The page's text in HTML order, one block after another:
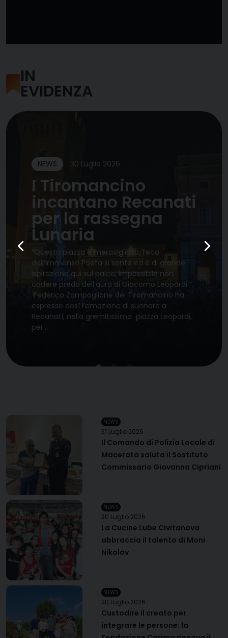
IN
EVIDENZA
NEWS 30 Luglio 2026
I Tiromancino
incantano Recanati
per la rassegna
Lunaria
“Questa piazza è meravigliosa, l’eco
dell’immenso Poeta si sente ed è di grande
ispirazione qui sul palco, impossibile non
cadere preda dell’aura di Giacomo Leopardi ”.
Federico Zampaglione dei Tiromancino ha
espresso così l’emozione di suonare a
Recanati, nella gremitissima piazza Leopardi,
per…
NEWS
31 Luglio 2026
Il Comando di Polizia Locale di
Macerata saluta il Sostituto
Commissario Giovanna Cipriani
NEWS
30 Luglio 2026
La Cucine Lube Civitanova
abbraccia il talento di Moni
Nikolov
NEWS
30 Luglio 2026
Custodire il creato per
integrare le persone: la